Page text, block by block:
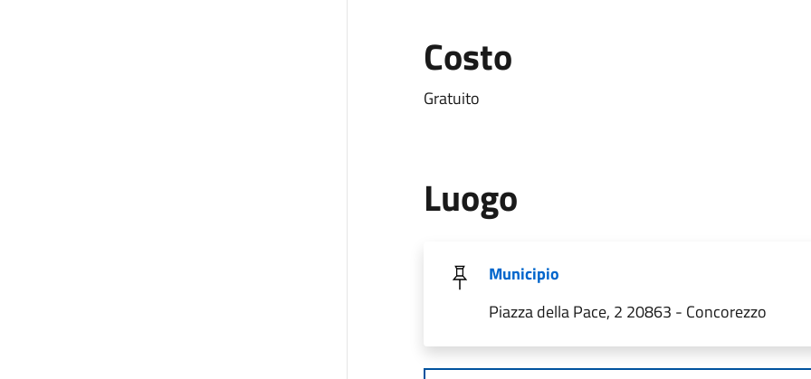
Costo
Gratuito
Luogo
Municipio
Piazza della Pace, 2 20863 - Concorezzo